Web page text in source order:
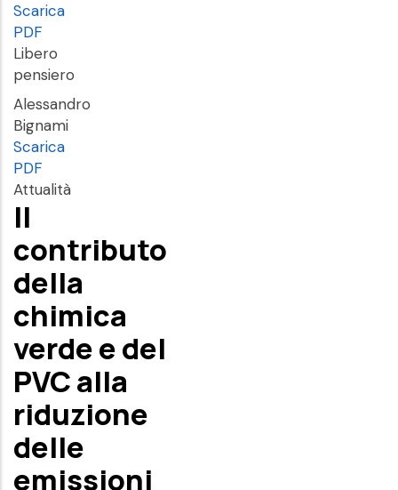
Scarica
PDF
Libero
pensiero
Alessandro
Bignami
Scarica
PDF
Attualità
Il
contributo
della
chimica
verde e del
PVC alla
riduzione
delle
emissioni